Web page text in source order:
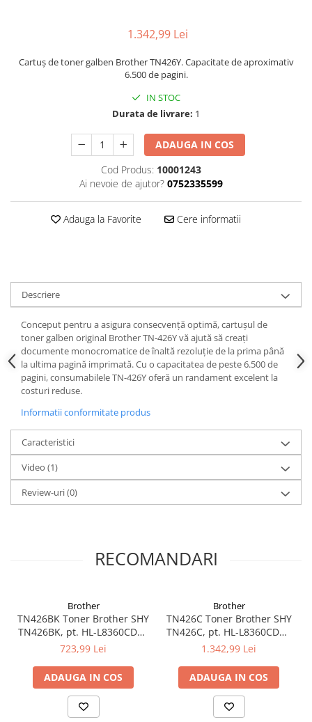
1.342,99 Lei
Cartuș de toner galben Brother TN426Y. Capacitate de aproximativ
6.500 de pagini.
IN STOC
Durata de livrare: 1
ADAUGA IN COS
Cod Produs: 10001243
Ai nevoie de ajutor? 0752335599
Adauga la Favorite Cere informatii
Descriere
Conceput pentru a asigura consecvență optimă, cartușul de
toner galben original Brother TN-426Y vă ajută să creați
documente monocromatice de înaltă rezoluție de la prima până
la ultima pagină imprimată. Cu o capacitatea de peste 6.500 de
pagini, consumabilele TN-426Y oferă un randament excelent la
costuri reduse.
Informatii conformitate produs
Caracteristici
Video (1)
Review-uri(0)
RECOMANDARI
Brother
TN426BK Toner Brother SHY
TN426BK, pt. HL-L8360CDW,
MFC-L8900CDW, 9k pag
723,99 Lei
ADAUGA IN COS
Brother
TN426C Toner Brother SHY
TN426C, pt. HL-L8360CDW,
MFC-L8900CDW, 6.5k pag
1.342,99 Lei
ADAUGA IN COS